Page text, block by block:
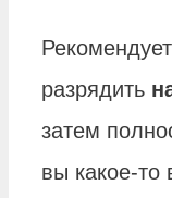
разрядить
затем
вы какое-то